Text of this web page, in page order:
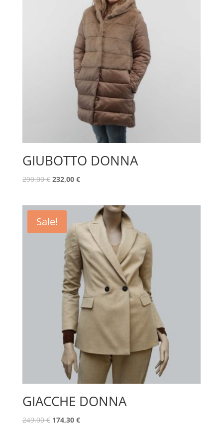
GIUBOTTO DONNA
290,00€ 232,00 €
Sale!
GIACCHE DONNA
249,00€ 174,30 €